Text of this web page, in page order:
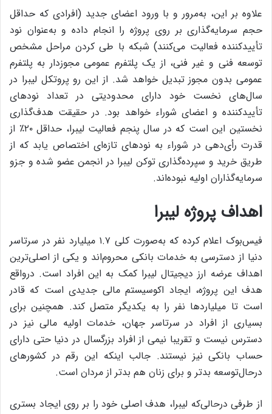
علاوه بر این، به‌مرور و با ورود اعضای جدید (افرادی که حداقل
حجم سرمایه‌گذاری بر روی پروژه را انجام داده و به‌عنوان نود
تأییدکننده فعالیت می‌کنند) شبکه با طی کردن مراحل مشخص
توسعه‌ فنی و غیر فنی، از یک پلتفرم عمومی مجوزدار به پلتفرم
عمومی بدون مجوز تبدیل خواهد شد. از این رو پروتکل لیبرا در
سال‌های نخست خود دارای محدودیتی در تعداد نودهای
تأییدکننده و اعضای شوراء خواهد بود. در حقیقت هدف‌گذاری
نخستین این است که در سال پنجم فعالیت لیبرا، حداقل ۲۰٪ از
قدرت رأی‌دهی در شوراء به نودهای تازه‌ای اختصاص یابد که از
طریق خرید و سپرده‌گذاری توکن لیبرا در انجمن عضو شده و جزو
سرمایه‌گذاران اولیه نبوده‌اند.
اهداف پروژه لیبرا
فیس‌بوک اعلام کرده که به‌صورت کلی ۱.۷ میلیارد نفر در سرتاسر
دنیا از دسترسی به خدمات بانکی محروم‌اند و یکی از اصلی‌ترین
اهداف عرضه ارز دیجیتال لیبرا کمک به این افراد است. درواقع
هدف این پروژه، ایجاد اکوسیستم مالی جدیدی است که قادر
است تا میلیاردها نفر را به یکدیگر متصل کند. همچنین برای
بسیاری از افراد در سرتاسر جهان، خدمات اولیه مالی نیز در
دسترس نیست و تقریبا نیمی از افراد بزرگسال در دنیا حتی دارای
حساب بانکی نیز نیستند. جالب اینکه این رقم در کشورهای
درحال‌توسعه بدتر و برای زنان هم بدتر از مردان است.
از طرفی درحالی‌که لیبرا، هدف اصلی خود را بر روی ایجاد بستری